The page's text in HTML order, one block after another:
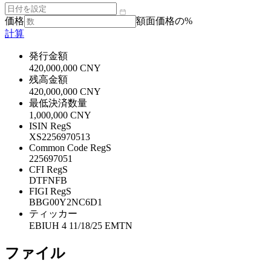
価格
額面価格の%
計算
発行金額
420,000,000 CNY
残高金額
420,000,000 CNY
最低決済数量
1,000,000 CNY
ISIN RegS
XS2256970513
Common Code RegS
225697051
CFI RegS
DTFNFB
FIGI RegS
BBG00Y2NC6D1
ティッカー
EBIUH 4 11/18/25 EMTN
ファイル